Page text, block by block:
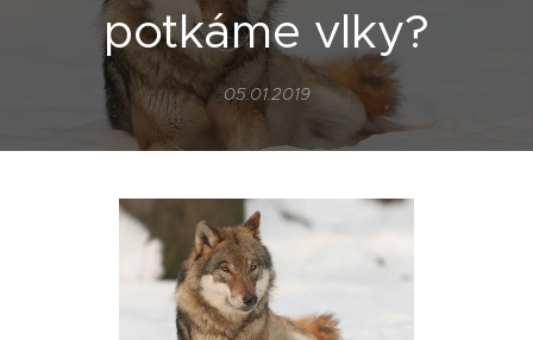
potkáme vlky?
05.01.2019